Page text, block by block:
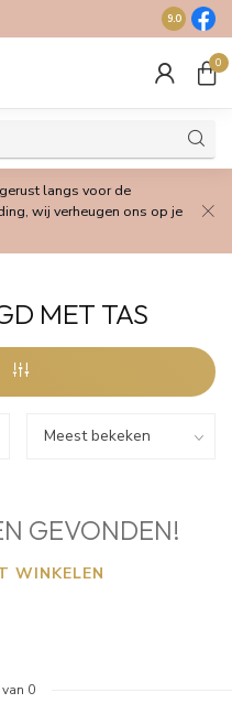
Gratis
9.0
0
langs voor de
wij verheugen ons op je
MET TAS
GEVONDEN!
WINKELEN
van 0